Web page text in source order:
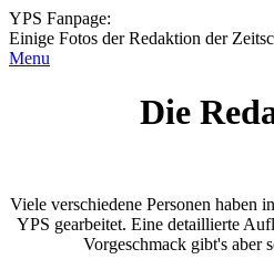
YPS Fanpage:
Einige Fotos der Redaktion der
Menu
Die
Viele verschiedene Personen haben
YPS gearbeitet. Eine detaillierte
Vorgeschmack gibt's aber